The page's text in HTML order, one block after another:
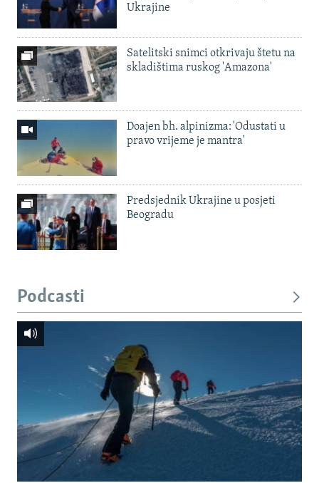
Ukrajine
Satelitski snimci otkrivaju štetu na
skladištima ruskog 'Amazona'
Doajen bh. alpinizma: 'Odustati u
pravo vrijeme je mantra'
Predsjednik Ukrajine u posjeti
Beogradu
Podcasti